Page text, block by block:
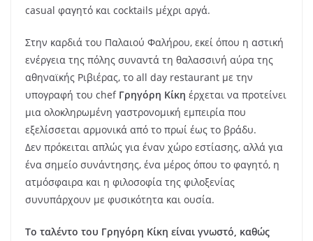
casual φαγητό και cocktails μέχρι αργά.
Στην καρδιά του Παλαιού Φαλήρου, εκεί όπου η αστική
ενέργεια της πόλης συναντά τη θαλασσινή αύρα της
αθηναϊκής Ριβιέρας, το all day restaurant με την
υπογραφή του chef Γρηγόρη Κίκη έρχεται να προτείνει
μια ολοκληρωμένη γαστρονομική εμπειρία που
εξελίσσεται αρμονικά από το πρωί έως το βράδυ.
Δεν πρόκειται απλώς για έναν χώρο εστίασης, αλλά για
ένα σημείο συνάντησης, ένα μέρος όπου το φαγητό, η
ατμόσφαιρα και η φιλοσοφία της φιλοξενίας
συνυπάρχουν με φυσικότητα και ουσία.
Το ταλέντο του Γρηγόρη Κίκη είναι γνωστό, καθώς